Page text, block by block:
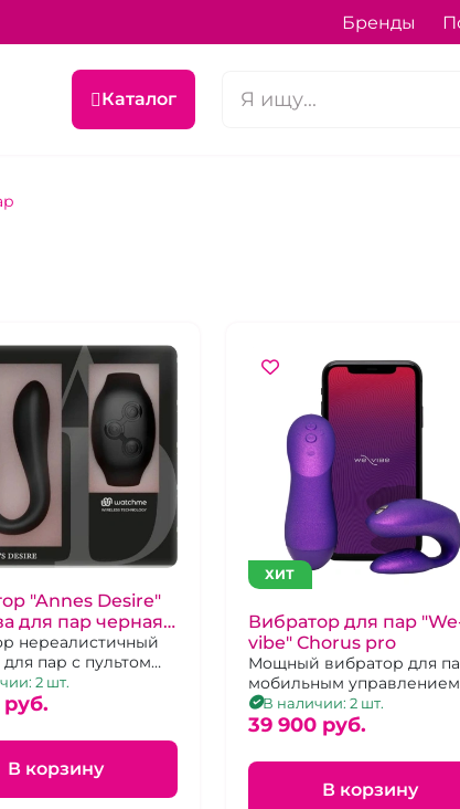
Бренды
Каталог
"Annes Desire"
для пар черная с
пар с пультом
- наручными
2 шт.
pуб.
В корзину
ХИТ
Вибратор для пар
vibe" Chorus pro
Мощный вибратор для
мобильным
тактильный пульт д.у.
В наличии: 2 шт.
39 900 pуб.
В корзину